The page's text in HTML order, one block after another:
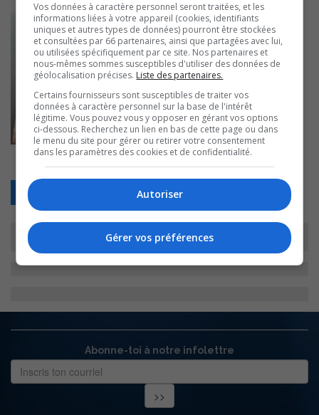
Abonne-toi à notre infolettre
Vos données à caractère personnel seront traitées, et les
informations liées à votre appareil (cookies, identifiants
uniques et autres types de données) pourront être stockées
et consultées par 66 partenaires, ainsi que partagées avec lui,
ou utilisées spécifiquement par ce site. Nos partenaires et
nous-mêmes sommes susceptibles d'utiliser des données de
géolocalisation précises. Liste des partenaires.
Certains fournisseurs sont susceptibles de traiter vos
données à caractère personnel sur la base de l'intérêt
légitime. Vous pouvez vous y opposer en gérant vos options
ci-dessous. Recherchez un lien en bas de cette page ou dans
le menu du site pour gérer ou retirer votre consentement
dans les paramètres des cookies et de confidentialité.
Autoriser
Gérer vos préférences